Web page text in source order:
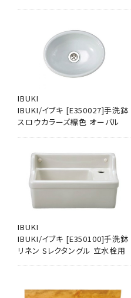
IBUKI
IBUKI/イブキ [E350027]手洗鉢
スロウカラーズ縹色 オーバル
IBUKI
IBUKI/イブキ [E350100]手洗鉢
リネン Sレクタングル 立水栓用